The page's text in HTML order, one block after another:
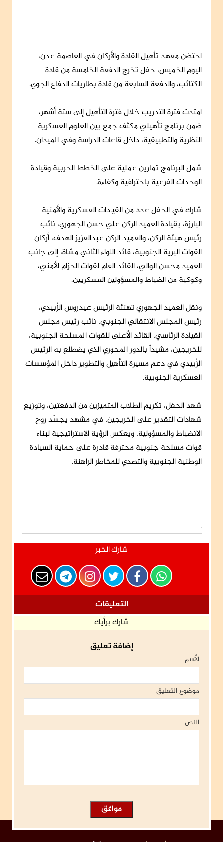
احتضن معهد تأهيل القادة والأركان في العاصمة عدن،
اليوم الخميس، حفل تخرج الدفعة الخامسة من قادة
الكتائب، والدفعة السابعة من قادة بطاريات الدفاع الجوي.
امتدت فترة التدريب خلال فترة التأهيل إلى ستة أشهر،
ضمن برنامج تأهيلي مكثف جمع بين العلوم العسكرية
النظرية والتطبيقية، داخل قاعات الدراسة وفي الميدان.
شمل البرنامج تمارين عملية على الخطط الحربية وقيادة
الوحدات الفرعية باحترافية وكفاءة.
شارك في الحفل عدد من القيادات العسكرية والأمنية
البارزة، بقيادة العميد الركن علي حسن الجهوري، نائب
رئيس هيئة الركن، والعميد الركن عبدالعزيز الهدف، أركان
القوات البرية الجنوبية، قائد اللواء الثاني مشاة، إلى جانب
العميد محسن الوالي، القائد العام لقوات الحزام الأمني،
وكوكبة من الضباط والمسؤولين العسكريين.
ونقل العميد الجهوري تهنئة الرئيس عيدروس الزُبيدي،
رئيس المجلس الانتقالي الجنوبي، نائب رئيس مجلس
القيادة الرئاسي، القائد الأعلى للقوات المسلحة الجنوبية،
للخريجين، مشيداً بالدور المحوري الذي يضطلع به الرئيس
الزُبيدي في دعم مسيرة التأهيل والتطوير داخل المؤسسات
العسكرية الجنوبية.
شهد الحفل، تكريم الطلاب المتميزين من الدفعتين، وتوزيع
شهادات التقدير على الخريجين، في مشهد يجسّد روح
الانضباط والمسؤولية، ويعكس الرؤية الاستراتيجية لبناء
قوات مسلحة جنوبية محترفة قادرة على حماية السيادة
الوطنية الجنوبية والتصدي للمخاطر الراهنة.
شارك الخبر
التعليقات
شارك برأيك
إضافة تعليق
الأسم
موضوع التعليق
النص